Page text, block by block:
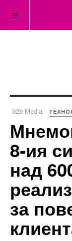
b2b Media
8-ия
над
за